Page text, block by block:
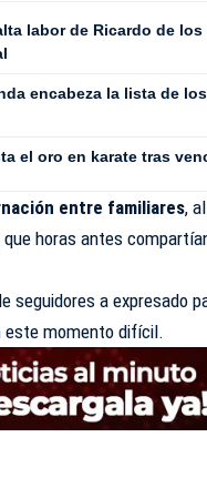
labor de Ricardo de
encabeza la lista de
el oro en karate tras
entre familiares,
horas antes
seguidores a expresado
este momento difícil.